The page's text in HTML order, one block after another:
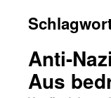
Anti-
Aus